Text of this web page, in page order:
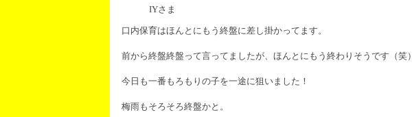
IYさま
口内保育はほんとにもう終盤に差し掛かってます。
前から終盤終盤って言ってましたが、ほんとにもう終わりそうです（笑）
今日も一番もろもりの子を一途に狙いました！
梅雨もそろそろ終盤かと。